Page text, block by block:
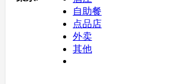
自助餐
点品店
外卖
其他